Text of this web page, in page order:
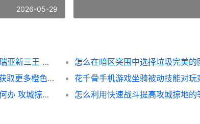
2026-05-29
啥子样的武器能最有效地打败泰拉瑞亚新三王 什么样的武器装备
怎么减少三国志SLG版游戏时间以获取更多橙色道具 三国志如何降低自己的势力值
攻城掠地想要更新城池守卫级别如何办 攻城掠地能换国家吗